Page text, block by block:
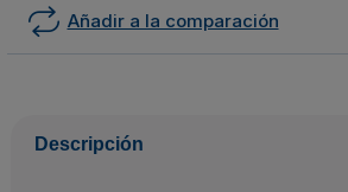
Añadir a la comparación
Descripción